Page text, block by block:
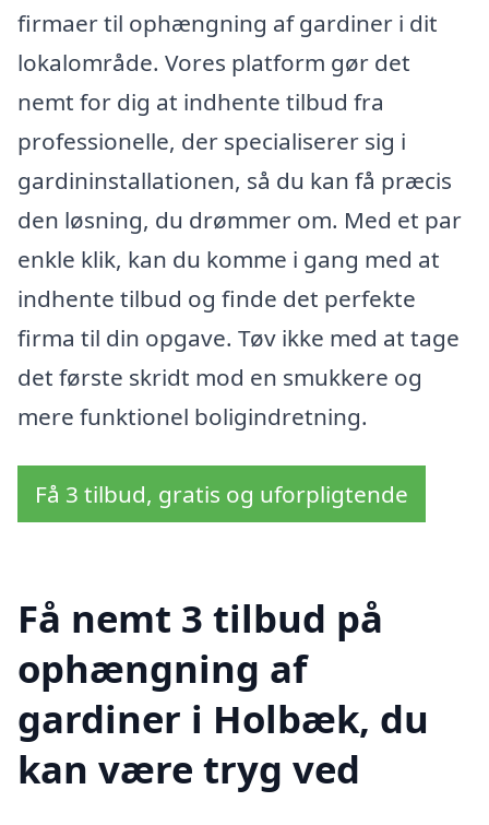
firmaer til ophængning af gardiner i dit
lokalområde. Vores platform gør det
nemt for dig at indhente tilbud fra
professionelle, der specialiserer sig i
gardininstallationen, så du kan få præcis
den løsning, du drømmer om. Med et par
enkle klik, kan du komme i gang med at
indhente tilbud og finde det perfekte
firma til din opgave. Tøv ikke med at tage
det første skridt mod en smukkere og
mere funktionel boligindretning.
Få 3 tilbud, gratis og uforpligtende
Få nemt 3 tilbud på
ophængning af
gardiner i Holbæk, du
kan være tryg ved